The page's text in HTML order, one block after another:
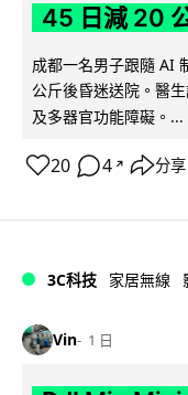
45 日減 20
成都一名男子跟隨 AI
公斤後昏迷送院。醫
及多器官功能障礙。...
20 4 ↗ 分享
3C科技 家居無線
Vin 1 日